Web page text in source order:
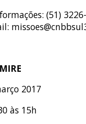
(51)
2017
às 15h